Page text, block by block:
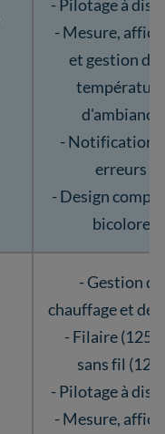
- Pilotage à
- Mesure,
et gestion de
température
d'ambiance
- Notification
erreurs
- Design
bicolore
- Gestion du
chauffage et de
- Filaire (125)
sans fil (128)
- Pilotage à
- Mesure,